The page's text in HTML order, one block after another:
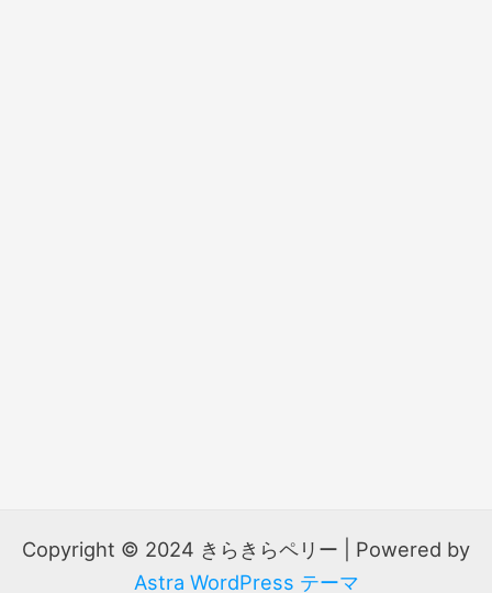
Copyright © 2024 きらきらペリー | Powered by
Astra WordPress テーマ